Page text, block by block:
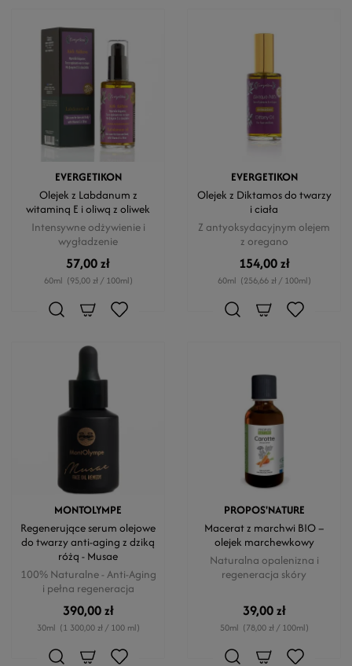
EVERGETIKON
Olejek z Labdanum z
witaminą E i oliwą z oliwek
Intensywne odżywienie i
wygładzenie
57,00 zł
60ml (95,00 zł / 100ml)
EVERGETIKON
Olejek z Diktamos do twarzy
i ciała
Z antyoksydacyjnym olejem
z oregano
154,00 zł
60ml (256,66 zł / 100ml)
MONTOLYMPE
Regenerujące serum olejowe
do twarzy anti-aging z dziką
różą - Musae
100% Naturalne - Anti-Aging
i pełna regeneracja
390,00 zł
30ml (1 300,00 zł / 100 ml)
PROPOS'NATURE
Macerat z marchwi BIO –
olejek marchewkowy
Naturalna opalenizna i
regeneracja skóry
39,00 zł
50ml (78,00 zł / 100ml)